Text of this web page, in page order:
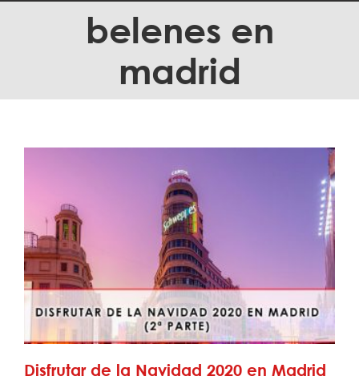
belenes en
madrid
Disfrutar de la Navidad 2020 en Madrid
Disfrutar de la Navidad 2020 en Madrid